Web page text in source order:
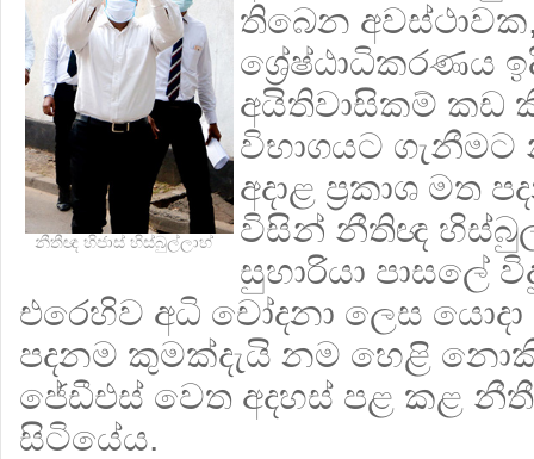
නීතීඥ හිජාස් හිස්බුල්ලාහ්
තිබෙන
ශ්‍රේෂ්ඨාධිකරණය
අයිතිවාසිකම් කඩ
විභාගයට
අදාළ ප්‍රකාශ මත
විසින් නීතිඥ
සුහාරියා පාසලේ
එරෙහිව අධි චෝදනා ලෙස
පදනම කුමක්දැයි නම හෙළි
ජේඩීඑස් වෙත අදහස් පළ කළ
සිටියේය.